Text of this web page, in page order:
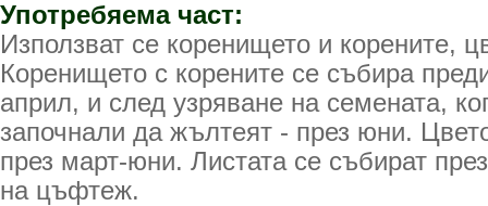
Употребяема част:
Използват се коренището и корените,
Коренището с корените се събира
април, и след узряване на семената,
започнали да жълтеят - през юни.
през март-юни. Листата се събират
на цъфтеж.